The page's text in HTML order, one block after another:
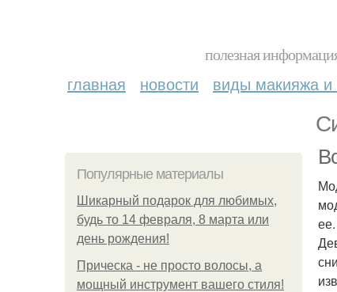
полезная
главная новости виды макияжа и
Популярные материалы
Шикарный подарок для любимых,
будь то 14 февраля, 8 марта или
день рождения!
Прическа - не просто волосы, а
мощный инструмент вашего стиля!